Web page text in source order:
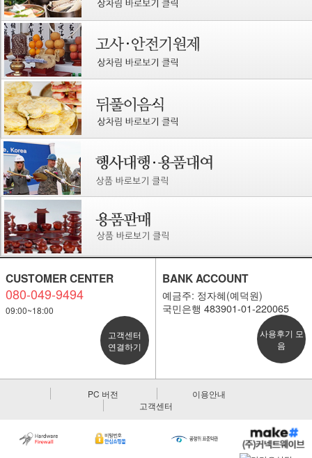
CUSTOMER CENTER
080-049-9494
09:00~18:00
고객센터
연결하기
BANK ACCOUNT
예금주: 정자혜(예덕원)
국민은행 483901-01-220065
사용후기 모
음
PC 버전
이용안내
고객센터